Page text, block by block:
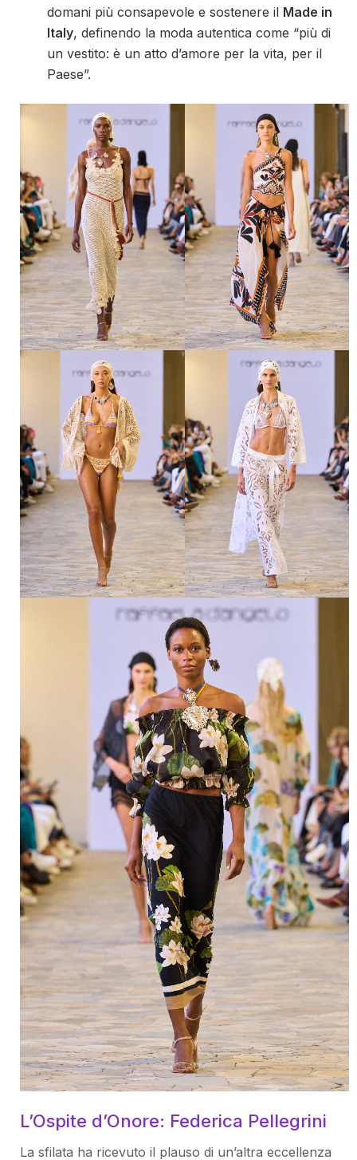
domani più consapevole e sostenere il Made in
Italy, definendo la moda autentica come “più di
un vestito: è un atto d’amore per la vita, per il
Paese”.
L’Ospite d’Onore: Federica Pellegrini
La sfilata ha ricevuto il plauso di un’altra eccellenza